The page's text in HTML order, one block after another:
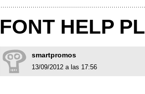
FONT HELP
smartpromos
13/09/2012 a las 17:56